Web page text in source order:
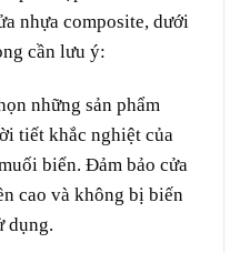
nhựa composite, dưới
cần lưu ý:
những sản phẩm
tiết khắc nghiệt của
biển. Đảm bảo cửa
cao và không bị biến
dụng.